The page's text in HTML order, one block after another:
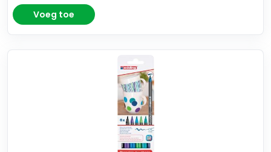
Voeg toe